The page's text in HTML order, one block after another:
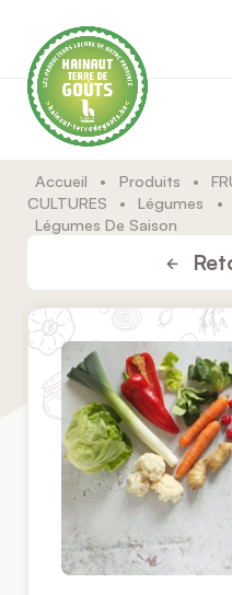
Accueil • Produits •
CULTURES
• Légumes •
Légumes De Saison